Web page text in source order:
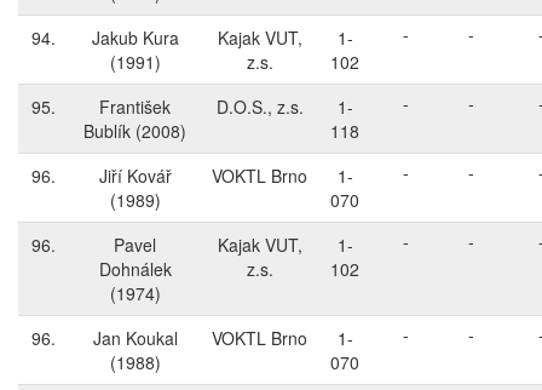
94.
Jakub Kura
(1991)
Kajak VUT,
z.s.
1-
102
- -
95.
František
Bublík (2008)
D.O.S., z.s.
1-
118
- -
96.
Jiří Kovář
(1989)
VOKTL Brno
1-
070
- -
96.
Pavel
Dohnálek
(1974)
Kajak VUT,
z.s.
1-
102
- -
96.
Jan Koukal
(1988)
VOKTL Brno
1-
070
- -